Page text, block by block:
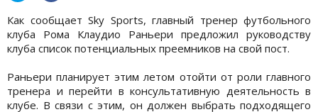
Как сообщает Sky Sports, главный тренер футбольного
клуба Рома Клаудио Раньери предложил руководству
клуба список потенциальных преемников на свой пост.
Раньери планирует этим летом отойти от роли главного
тренера и перейти в консультативную деятельность в
клубе. В связи с этим, он должен выбрать подходящего